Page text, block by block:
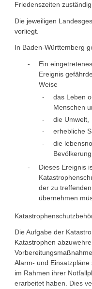
Friedenszeiten
Die jeweiligen
vorliegt.
In Baden-Württemberg
Ein
Ereignis
Weise
das Leben
Menschen
die Umwelt,
erhebliche
die
Bevölkerung.
Dieses Ereignis
der zu
übernehmen
Die Aufgabe der
Katastrophen
Alarm- und
im Rahmen ihrer
erarbeitet haben. Dies